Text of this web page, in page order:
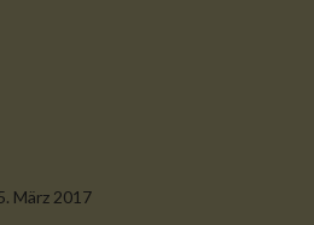
März 2017